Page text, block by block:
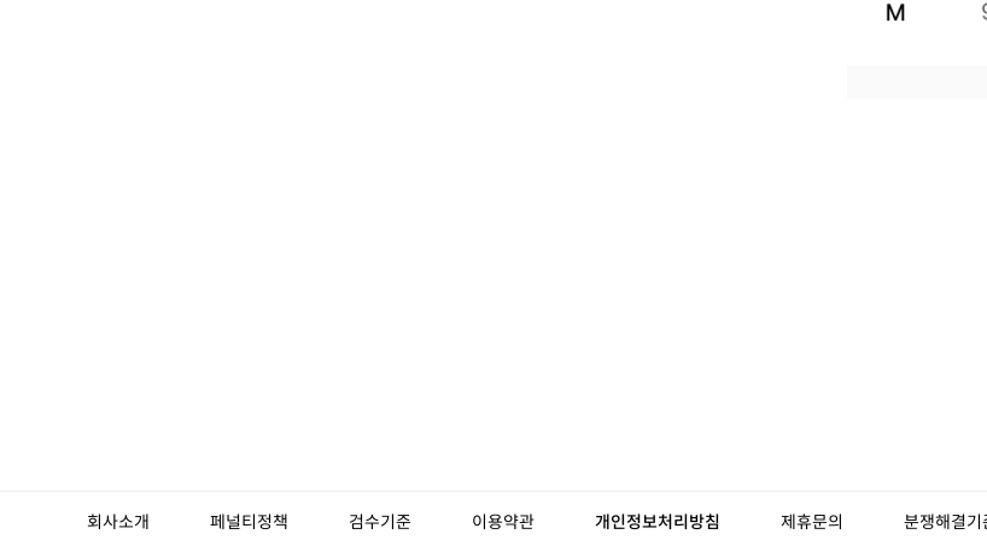
회사소개 페널티정책 검수기준 이용약관 개인정보처리방침 제휴문의 분쟁해결기